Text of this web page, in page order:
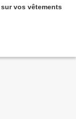
vos vêtements